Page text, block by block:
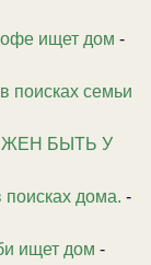
ищет дом -
поисках семьи
БЫТЬ У
дома. -
ищет дом -